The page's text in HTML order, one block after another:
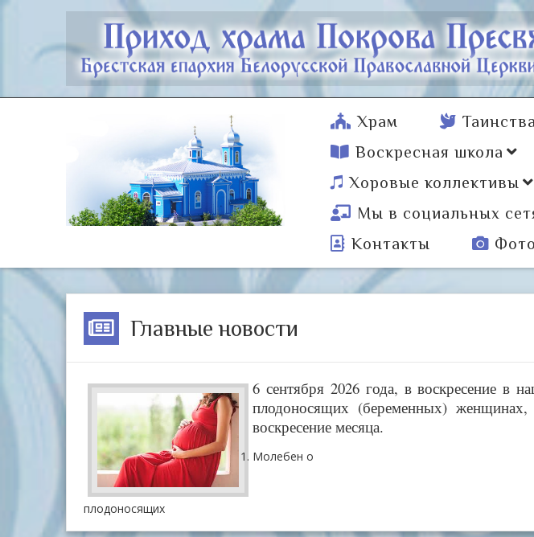
Храм
Воскресная школа
Хоровые коллективы
Мы в социальных
Контакты
Главные новости
6 сентября 2026 года, в воскресение в
плодоносящих (беременных)
воскресение месяца.
Молебен о
плодоносящих